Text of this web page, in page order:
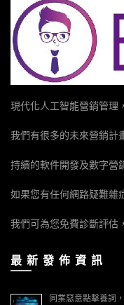
現代化人工智能營銷管理
我們有很多的未來營銷計
持續的軟件開發及數字營
如果您有任何網路疑難雜
我們可為您免費診斷評估
最 新 發 佈 資 訊
同業惡意點擊養詞